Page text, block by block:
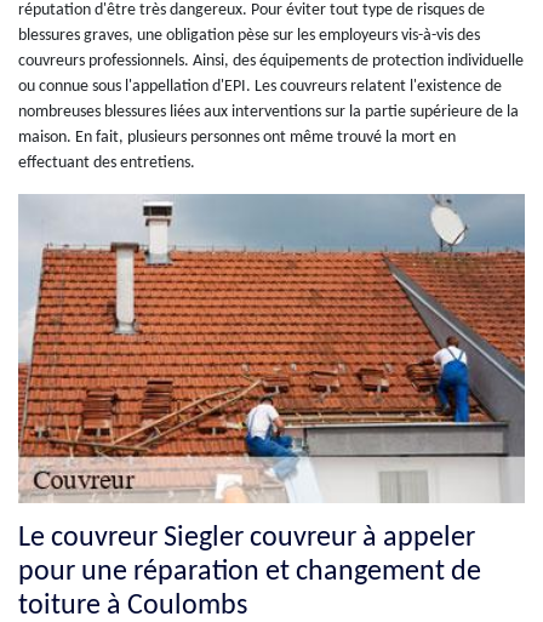
réputation d'être très dangereux. Pour éviter tout type de risques de
blessures graves, une obligation pèse sur les employeurs vis-à-vis des
couvreurs professionnels. Ainsi, des équipements de protection individuelle
ou connue sous l'appellation d'EPI. Les couvreurs relatent l'existence de
nombreuses blessures liées aux interventions sur la partie supérieure de la
maison. En fait, plusieurs personnes ont même trouvé la mort en
effectuant des entretiens.
Le couvreur Siegler couvreur à appeler
pour une réparation et changement de
toiture à Coulombs